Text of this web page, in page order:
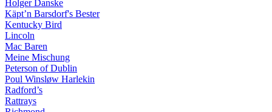
Holger Danske
Käpt’n Barsdorf's Bester
Kentucky Bird
Lincoln
Mac Baren
Meine Mischung
Peterson of Dublin
Poul Winsløw Harlekin
Radford’s
Rattrays